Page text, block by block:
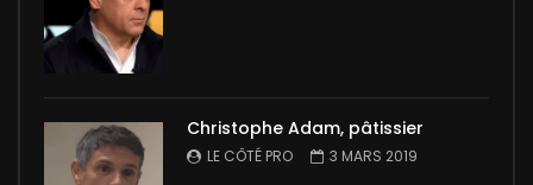
Christophe Adam, pâtissier
LE CÔTÉ PRO 3 MARS 2019